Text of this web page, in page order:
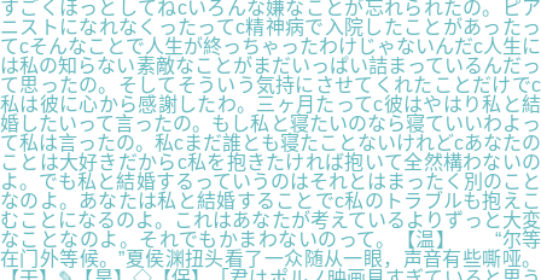
すごくほっとしてねcいろんな嫌なことが忘れられたの。ピア
ニストになれなくったってc精神病で入院したことがあったっ
てcそんなことで人生が終っちゃったわけじゃないんだc人生に
は私の知らない素敵なことがまだいっぱい詰まっているんだっ
て思ったの。そしてそういう気持にさせてくれたことだけでc
私は彼に心から感謝したわ。三ヶ月たってc彼はやはり私と結
婚したいって言ったの。もし私と寝たいのなら寝ていいわよっ
て私は言ったの。私cまだ誰とも寝たことないけれどcあなたの
ことは大好きだからc私を抱きたければ抱いて全然構わないの
よ。でも私と結婚するっていうのはそれとはまったく別のこと
なのよ。あなたは私と結婚することでc私のトラブルも抱えこ
むことになるのよ。これはあなたが考えているよりずっと大変
なことなのよ。それでもかまわないのって。【温】 “尔等
在门外等候。”夏侯渊扭头看了一众随从一眼，声音有些嘶哑。